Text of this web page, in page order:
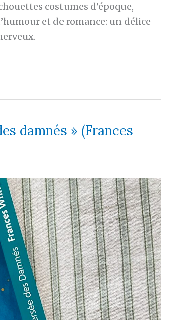
costumes d’époque,
et de romance: un délice
damnés » (Frances